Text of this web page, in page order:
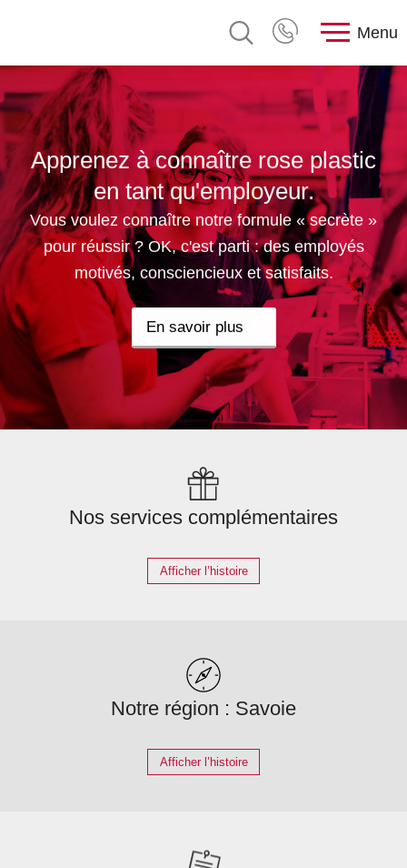
Menu
Apprenez à connaître rose plastic
en tant qu'employeur.
Vous voulez connaître notre formule « secrète »
pour réussir ? OK, c'est parti : des employés
motivés, consciencieux et satisfaits.
En savoir plus
Nos services complémentaires
Afficher l’histoire
Notre région : Savoie
Afficher l’histoire